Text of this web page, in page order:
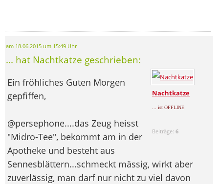
am 18.06.2015 um 15:49 Uhr
... hat Nachtkatze geschrieben:
Nachtkatze
... ist OFFLINE
Beiträge:6
Ein fröhliches Guten Morgen
gepfiffen,
@persephone....das Zeug heisst
"Midro-Tee", bekommt am in der
Apotheke und besteht aus
Sennesblättern...schmeckt mässig, wirkt aber
zuverlässig, man darf nur nicht zu viel davon